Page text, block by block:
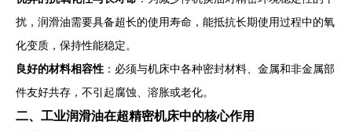
扰，润滑油需要具备超长的使用寿命，能抵抗长期使用过程中的氧
化变质，保持性能稳定。
良好的材料相容性 ：必须与机床中各种密封材料、金属和非金属部
件友好共存，不引起腐蚀、溶胀或老化。
二、工业润滑油在超精密机床中的核心作用